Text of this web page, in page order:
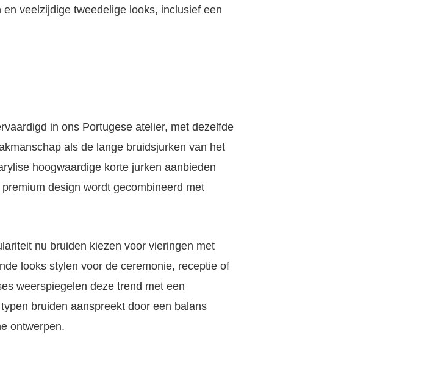
veelzijdige tweedelige looks, inclusief een
in ons Portugese atelier, met dezelfde
als de lange bruidsjurken van het
hoogwaardige korte jurken aanbieden
design wordt gecombineerd met
nu bruiden kiezen voor vieringen met
looks stylen voor de ceremonie, receptie of
weerspiegelen deze trend met een
bruiden aanspreekt door een balans
ontwerpen.